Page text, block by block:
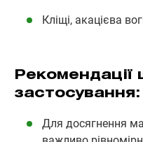
Кліщі, акацієва
Рекомендації
застосування:
Для досягнення